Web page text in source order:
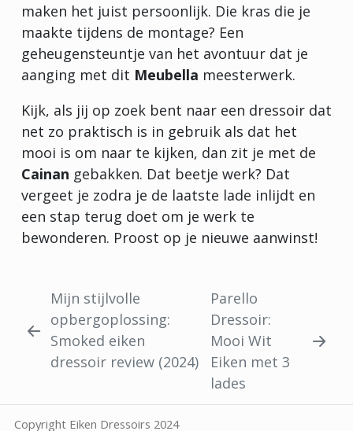
maken het juist persoonlijk. Die kras die je
maakte tijdens de montage? Een
geheugensteuntje van het avontuur dat je
aanging met dit Meubella meesterwerk.
Kijk, als jij op zoek bent naar een dressoir dat
net zo praktisch is in gebruik als dat het
mooi is om naar te kijken, dan zit je met de
Cainan gebakken. Dat beetje werk? Dat
vergeet je zodra je de laatste lade inlijdt en
een stap terug doet om je werk te
bewonderen. Proost op je nieuwe aanwinst!
Mijn stijlvolle
opbergoplossing:
Smoked eiken
dressoir review (2024)
Parello
Dressoir:
Mooi Wit
Eiken met 3
lades
Copyright Eiken Dressoirs 2024